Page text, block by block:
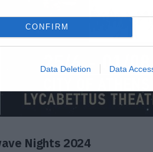
CONFIRM
Data Deletion Data
Nights 2024